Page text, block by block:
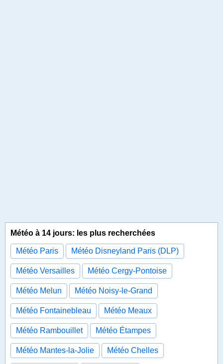
Météo à 14 jours: les plus recherchées
Météo Paris Météo Disneyland Paris (DLP)
Météo Versailles Météo Cergy-Pontoise
Météo Melun Météo Noisy-le-Grand
Météo Fontainebleau Météo Meaux
Météo Rambouillet Météo Étampes
Météo Mantes-la-Jolie Météo Chelles